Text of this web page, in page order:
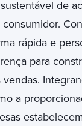
de
rápida e
para
vendas.
a